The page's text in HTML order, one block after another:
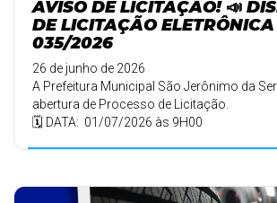
AVISO DE LICITAÇÃO! 📣
DE LICITAÇÃO ELETRÔNICA
035/2026
26 de junho de 2026
A Prefeitura Municipal São Jerônimo da
abertura de Processo de Licitação.
🗓️ DATA: 01/07/2026 às 9H00